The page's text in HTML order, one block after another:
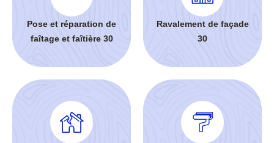
Pose et réparation de
faîtage et faîtière 30
Ravalement de façade
30